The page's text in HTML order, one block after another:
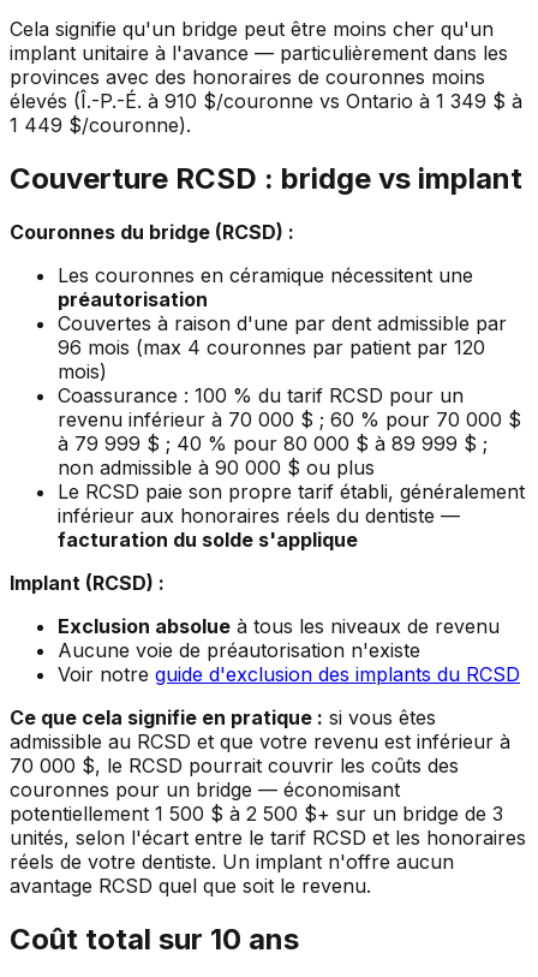
Cela signifie qu'un bridge peut être moins cher qu'un
implant unitaire à l'avance — particulièrement dans les
provinces avec des honoraires de couronnes moins
élevés (Î.-P.-É. à 910 $/couronne vs Ontario à 1 349 $ à
1 449 $/couronne).
Couverture RCSD : bridge vs implant
Couronnes du bridge (RCSD) :
Les couronnes en céramique nécessitent une
préautorisation
Couvertes à raison d'une par dent admissible par
96 mois (max 4 couronnes par patient par 120
mois)
Coassurance : 100 % du tarif RCSD pour un
revenu inférieur à 70 000 $ ; 60 % pour 70 000 $
à 79 999 $ ; 40 % pour 80 000 $ à 89 999 $ ;
non admissible à 90 000 $ ou plus
Le RCSD paie son propre tarif établi, généralement
inférieur aux honoraires réels du dentiste —
facturation du solde s'applique
Implant (RCSD) :
Exclusion absolue à tous les niveaux de revenu
Aucune voie de préautorisation n'existe
Voir notre guide d'exclusion des implants du RCSD
Ce que cela signifie en pratique : si vous êtes
admissible au RCSD et que votre revenu est inférieur à
70 000 $, le RCSD pourrait couvrir les coûts des
couronnes pour un bridge — économisant
potentiellement 1 500 $ à 2 500 $+ sur un bridge de 3
unités, selon l'écart entre le tarif RCSD et les honoraires
réels de votre dentiste. Un implant n'offre aucun
avantage RCSD quel que soit le revenu.
Coût total sur 10 ans